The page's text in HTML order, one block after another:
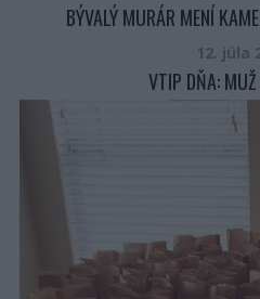
BÝVALÝ MURÁR MENÍ
12. júla
VTIP DŇA: